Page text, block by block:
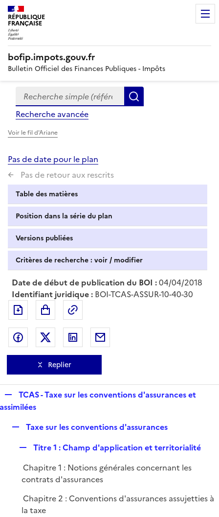
RÉPUBLIQUE
FRANÇAISE
bofip.impots.gouv.fr
Bulletin Officiel des Finances Publiques - Impôts
Formulaire
de
recherche
Recherche simple (références, mots clés, partie du
Recherche avancée
Voir le fil d'Ariane
Pas de date pour le plan
Pas de retour aux rescrits
Table des matières
Position dans la série du plan
Versions publiées
Critères de recherche : voir / modifier
Date de début de publication du BOI :04/04/2018
Identifiant juridique : BOI-TCAS-ASSUR-10-40-30
Exporter le document au format pdf
Partager sur Facebook
Partager sur Twitter
Partager sur LinkedIn
Replier
e
l
TCAS - Taxe sur les conventions d'assurances et
assimilées
p
e
r
Taxe sur les conventions d'assurances
p
l
i
e
Titre 1 : Champ d'application et territorialité
Chapitre 1 : Notions générales concernant les
contrats d'assurances
Chapitre 2 : Conventions d'assurances assujetties à
la taxe